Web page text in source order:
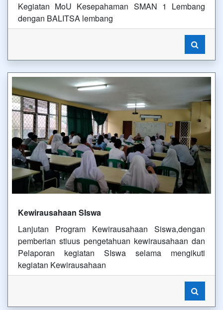
Kegiatan MoU Kesepahaman SMAN 1 Lembang
dengan BALITSA lembang
Kewirausahaan SIswa
Lanjutan Program Kewirausahaan Siswa,dengan
pemberian stiuus pengetahuan kewirausahaan dan
Pelaporan kegiatan SIswa selama mengikuti
kegiatan Kewirausahaan